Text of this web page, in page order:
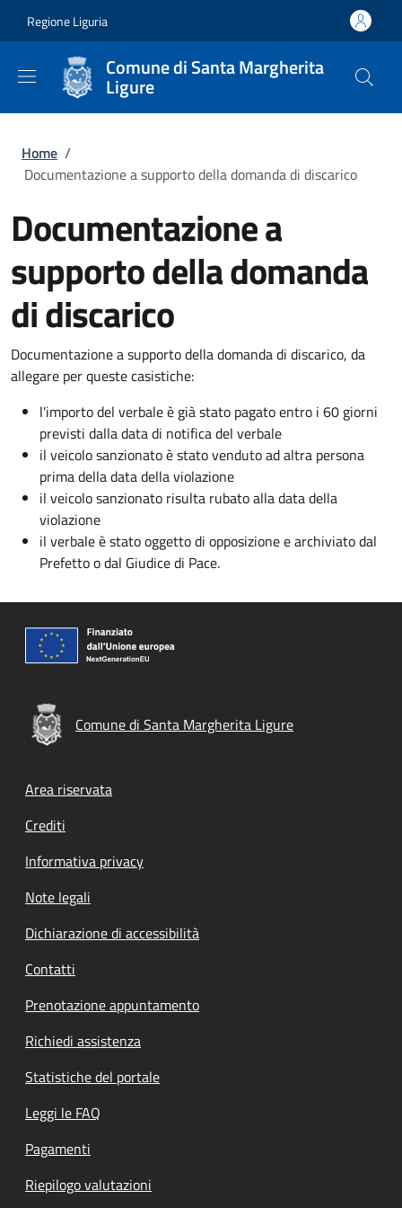
Regione Liguria
Comune di Santa Margherita
Ligure
Briciole di pane
Home /
Documentazione a supporto della domanda di discarico
Documentazione a
supporto della domanda
di discarico
Documentazione a supporto della domanda di discarico, da
allegare per queste casistiche:
l'importo del verbale è già stato pagato entro i 60 giorni
previsti dalla data di notifica del verbale
il veicolo sanzionato è stato venduto ad altra persona
prima della data della violazione
il veicolo sanzionato risulta rubato alla data della
violazione
il verbale è stato oggetto di opposizione e archiviato dal
Prefetto o dal Giudice di Pace.
Comune di Santa Margherita Ligure
Footer menu
Area riservata
Crediti
Informativa privacy
Note legali
Dichiarazione di accessibilità
Contatti
Prenotazione appuntamento
Richiedi assistenza
Statistiche del portale
Leggi le FAQ
Pagamenti
Riepilogo valutazioni